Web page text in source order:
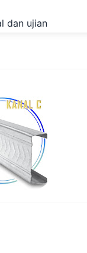
dan ujian